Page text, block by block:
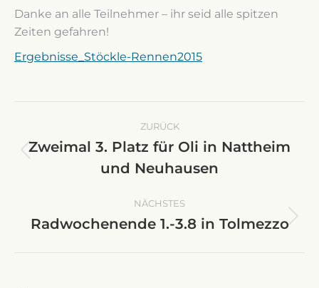
Danke an alle Teilnehmer – ihr seid alle spitzen
Zeiten gefahren!
Ergebnisse_Stöckle-Rennen2015
Kommentarnavigation
ZURÜCK
Beitrag:
Zweimal 3. Platz für Oli in Nattheim
und Neuhausen
NÄCHSTES
Nächster
Radwochenende 1.-3.8 in Tolmezzo